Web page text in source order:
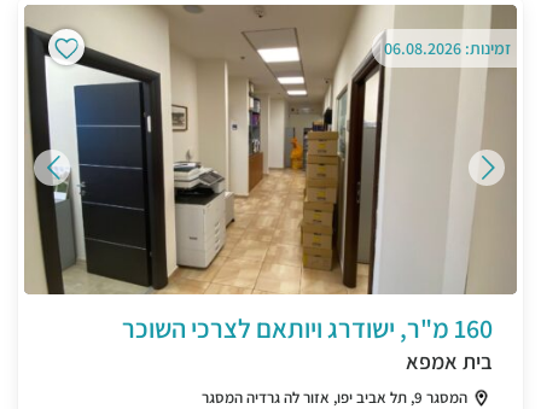
זמינות: 06.08.2026
160 מ"ר, ישודרג ויותאם לצרכי השוכר
בית אמפא
המסגר 9, תל אביב יפו, אזור לה גרדיה המסגר